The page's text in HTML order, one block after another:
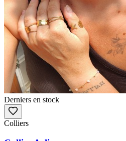
Derniers en stock
Colliers